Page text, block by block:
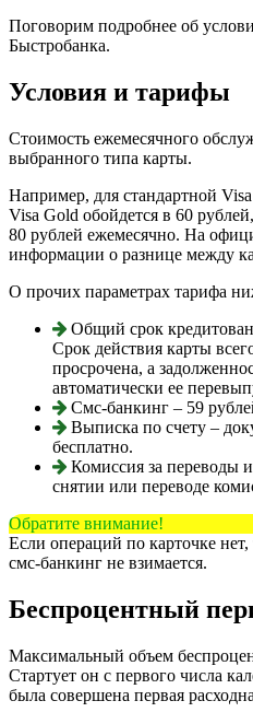
Поговорим подробнее об
Быстробанка.
Условия и тарифы
Стоимость ежемесячного
выбранного типа карты.
Например, для стандартной
Visa Gold обойдется в 60
80 рублей ежемесячно. На
информации о разнице между
О прочих параметрах тарифа
Общий срок
Срок действия карты
просрочена, а
автоматически ее
Смс-банкинг – 59
Выписка по счету –
бесплатно.
Комиссия за переводы
снятии или переводе
Обратите внимание!
Если операций по карточке
смс-банкинг не взимается.
Беспроцентный
Максимальный объем
Стартует он с первого числа
была совершена первая